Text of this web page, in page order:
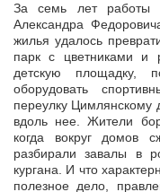
За семь лет работы
Александра
жилья удалось
парк с цветниками и
детскую площадку,
оборудовать
переулку Цимлянскому
вдоль нее. Жители
когда вокруг домов
разбирали завалы в
кургана. И что
полезное дело,